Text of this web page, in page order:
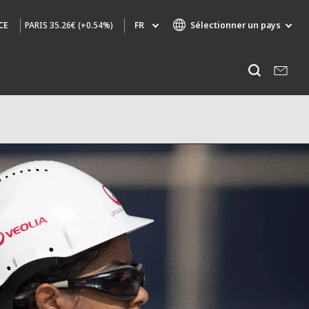
PARIS 35.26€ (+0.54%) FR Sélectionner un pays
AIR QUALITY
INGÉNIERIE & CONSEIL
HAZARDOUS WASTE EUROPE
INDUSTRIES GLOBAL SOLUTIONS
NUCLEAR SOLUTIONS
OFIS
SEDE BENELUX
VEOLIA AGRICULTURE